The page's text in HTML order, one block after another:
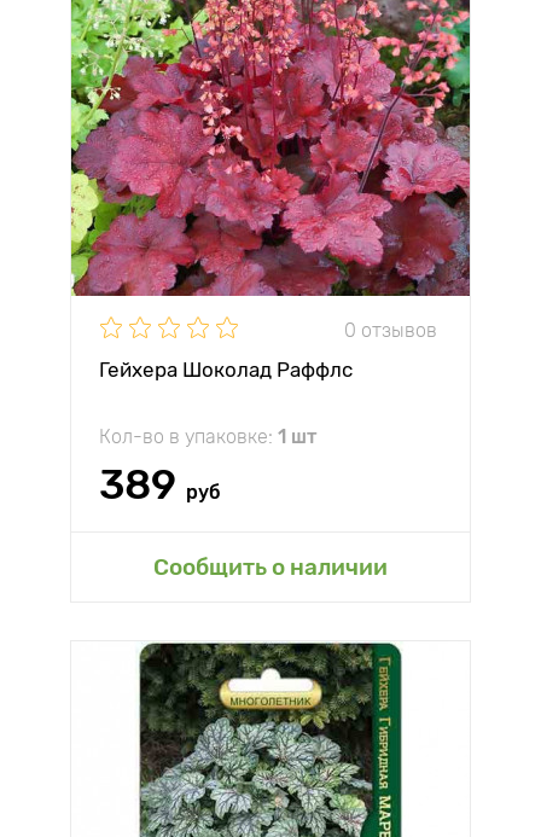
0 отзывов
Гейхера Шоколад Раффлс
Кол-во в упаковке: 1 шт
389 руб
Сообщить о наличии